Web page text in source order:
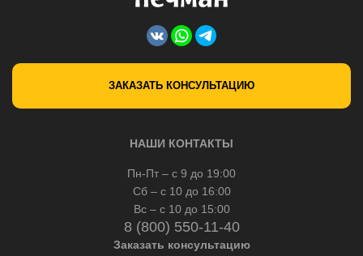
ЗАКАЗАТЬ КОНСУЛЬТАЦИЮ
НАШИ КОНТАКТЫ
Пн-Пт – с 9 до 19:00
Сб – с 10 до 16:00
Вс – с 10 до 15:00
8 (800) 550-11-40
Заказать консультацию